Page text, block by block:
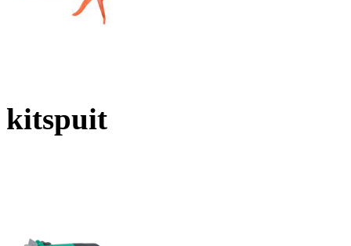
kitspuit